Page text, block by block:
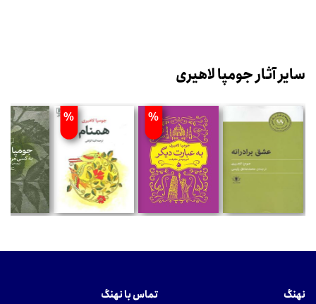
سایر آثار جومپا لاهیری
%
%
نهنگ تماس با نهنگ